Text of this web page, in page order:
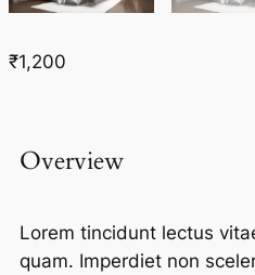
₹1,200
Overview
Lorem tincidunt lectus
quam. Imperdiet non